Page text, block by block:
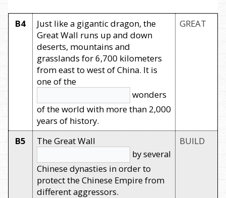
B4
Just like a gigantic dragon, the
Great Wall runs up and down
deserts, mountains and
grasslands for 6,700 kilometers
from east to west of China. It is
one of the
wonders
of the world with more than 2,000
years of history.
GREAT
B5
The Great Wall
by several
Chinese dynasties in order to
protect the Chinese Empire from
different aggressors.
BUILD